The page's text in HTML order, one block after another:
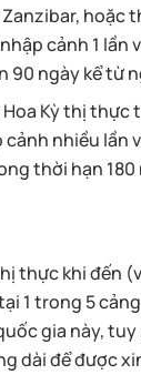
hoặc
cảnh 1 lần
90 ngày kể từ
Kỳ thị thực
nhiều lần
thời hạn
thực khi đến
1 trong 5
gia này,
dài để được